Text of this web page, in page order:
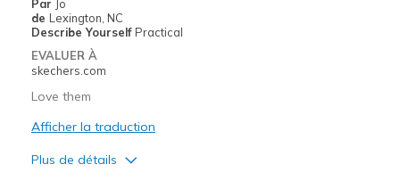
Par Jo
de Lexington, NC
Describe Yourself Practical
EVALUER À
skechers.com
Love them
Afficher la traduction
Plus de détails